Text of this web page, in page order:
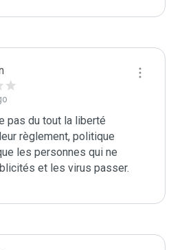
pas du tout la liberté
règlement, politique
les personnes qui ne
et les virus passer.